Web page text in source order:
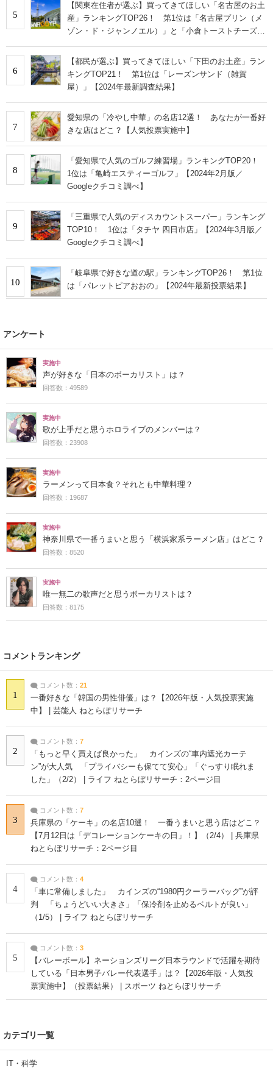
5
【関東在住者が選ぶ】買ってきてほしい「名古屋のお土
産」ランキングTOP26！ 第1位は「名古屋プリン（メ
ゾン・ド・ジャンノエル）」と「小倉トーストチーズケ
6
【都民が選ぶ】買ってきてほしい「下田のお土産」ラン
キングTOP21！ 第1位は「レーズンサンド（雑賀
屋）」【2024年最新調査結果】
7
愛知県の「冷やし中華」の名店12選！ あなたが一番好
きな店はどこ？【人気投票実施中】
8
「愛知県で人気のゴルフ練習場」ランキングTOP20！
1位は「亀崎エスティーゴルフ」【2024年2月版／
Googleクチコミ調べ】
9
「三重県で人気のディスカウントスーパー」ランキング
TOP10！ 1位は「タチヤ 四日市店」【2024年3月版／
Googleクチコミ調べ】
10
「岐阜県で好きな道の駅」ランキングTOP26！ 第1位
は「パレットピアおおの」【2024年最新投票結果】
アンケート
実施中
声が好きな「日本のボーカリスト」は？
回答数：49589
実施中
歌が上手だと思うホロライブのメンバーは？
回答数：23908
実施中
ラーメンって日本食？それとも中華料理？
回答数：19687
実施中
神奈川県で一番うまいと思う「横浜家系ラーメン店」はどこ？
回答数：8520
実施中
唯一無二の歌声だと思うボーカリストは？
回答数：8175
コメントランキング
1
コメント数： 21
一番好きな「韓国の男性俳優」は？【2026年版・人気投票実施
中】 | 芸能人 ねとらぼリサーチ
2
コメント数： 7
「もっと早く買えば良かった」 カインズの“車内遮光カーテ
ン”が大人気 「プライバシーも保てて安心」「ぐっすり眠れま
した」（2/2） | ライフ ねとらぼリサーチ：2ページ目
3
コメント数： 7
兵庫県の「ケーキ」の名店10選！ 一番うまいと思う店はどこ？
【7月12日は「デコレーションケーキの日」！】（2/4） | 兵庫県
ねとらぼリサーチ：2ページ目
4
コメント数： 4
「車に常備しました」 カインズの“1980円クーラーバッグ”が評
判 「ちょうどいい大きさ」「保冷剤を止めるベルトが良い」
（1/5） | ライフ ねとらぼリサーチ
5
コメント数： 3
【バレーボール】ネーションズリーグ日本ラウンドで活躍を期待
している「日本男子バレー代表選手」は？【2026年版・人気投
票実施中】（投票結果） | スポーツ ねとらぼリサーチ
カテゴリ一覧
IT・科学